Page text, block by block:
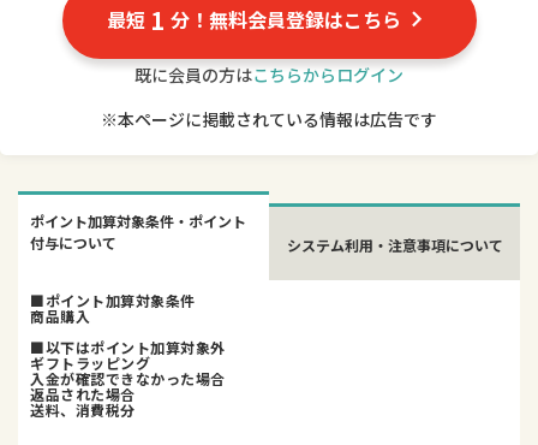
最短 1 分！無料会員登録はこちら
既に会員の方はこちらからログイン
※本ページに掲載されている情報は広告です
ポイント加算対象条件・ポイント
付与について
システム利用・注意事項について
■ポイント加算対象条件
商品購入
■以下はポイント加算対象外
ギフトラッピング
入金が確認できなかった場合
返品された場合
送料、消費税分